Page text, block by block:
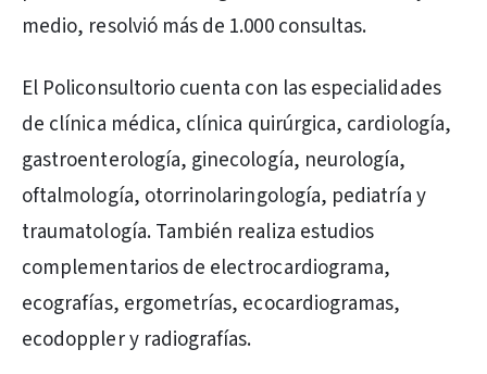
medio, resolvió más de 1.000 consultas.
El Policonsultorio cuenta con las especialidades
de clínica médica, clínica quirúrgica, cardiología,
gastroenterología, ginecología, neurología,
oftalmología, otorrinolaringología, pediatría y
traumatología. También realiza estudios
complementarios de electrocardiograma,
ecografías, ergometrías, ecocardiogramas,
ecodoppler y radiografías.